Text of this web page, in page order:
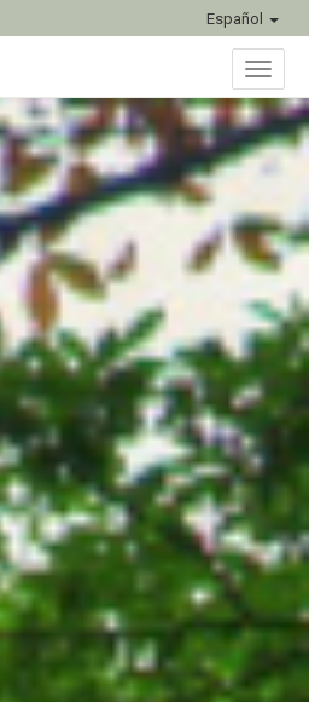
Español